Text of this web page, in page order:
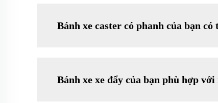
Bánh xe caster có phanh của bạn có
Bánh xe xe đẩy của bạn phù hợp